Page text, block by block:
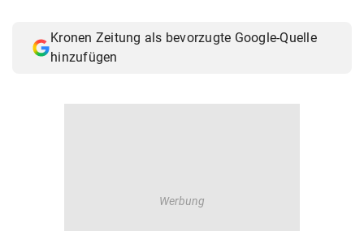
Kronen Zeitung als bevorzugte Google-Quelle
hinzufügen